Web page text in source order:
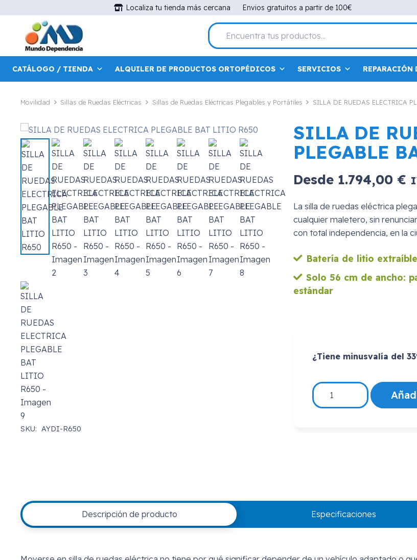
Localiza tu tienda más cercana Envios gratuitos a partir de 100€
CATÁLOGO / TIENDA ALQUILER DE PRODUCTOS ORTOPÉDICOS SERVICIOS REPARACIÓN
Movilidad Sillas de Ruedas Eléctricas Sillas de Ruedas Eléctricas Plegables y Portátiles SILLA DE RUEDAS ELECTRICA
SKU: AYDI-R650
SILLA DE
PLEGABLE
Desde 1.794,00 €
La silla de ruedas eléctrica
cualquier maletero, sin
con total independencia, en la
Batería de litio
Solo 56 cm de ancho:
estándar
¿Tiene minusvalía del
SILLA
DE
Descripción de producto Especificaciones